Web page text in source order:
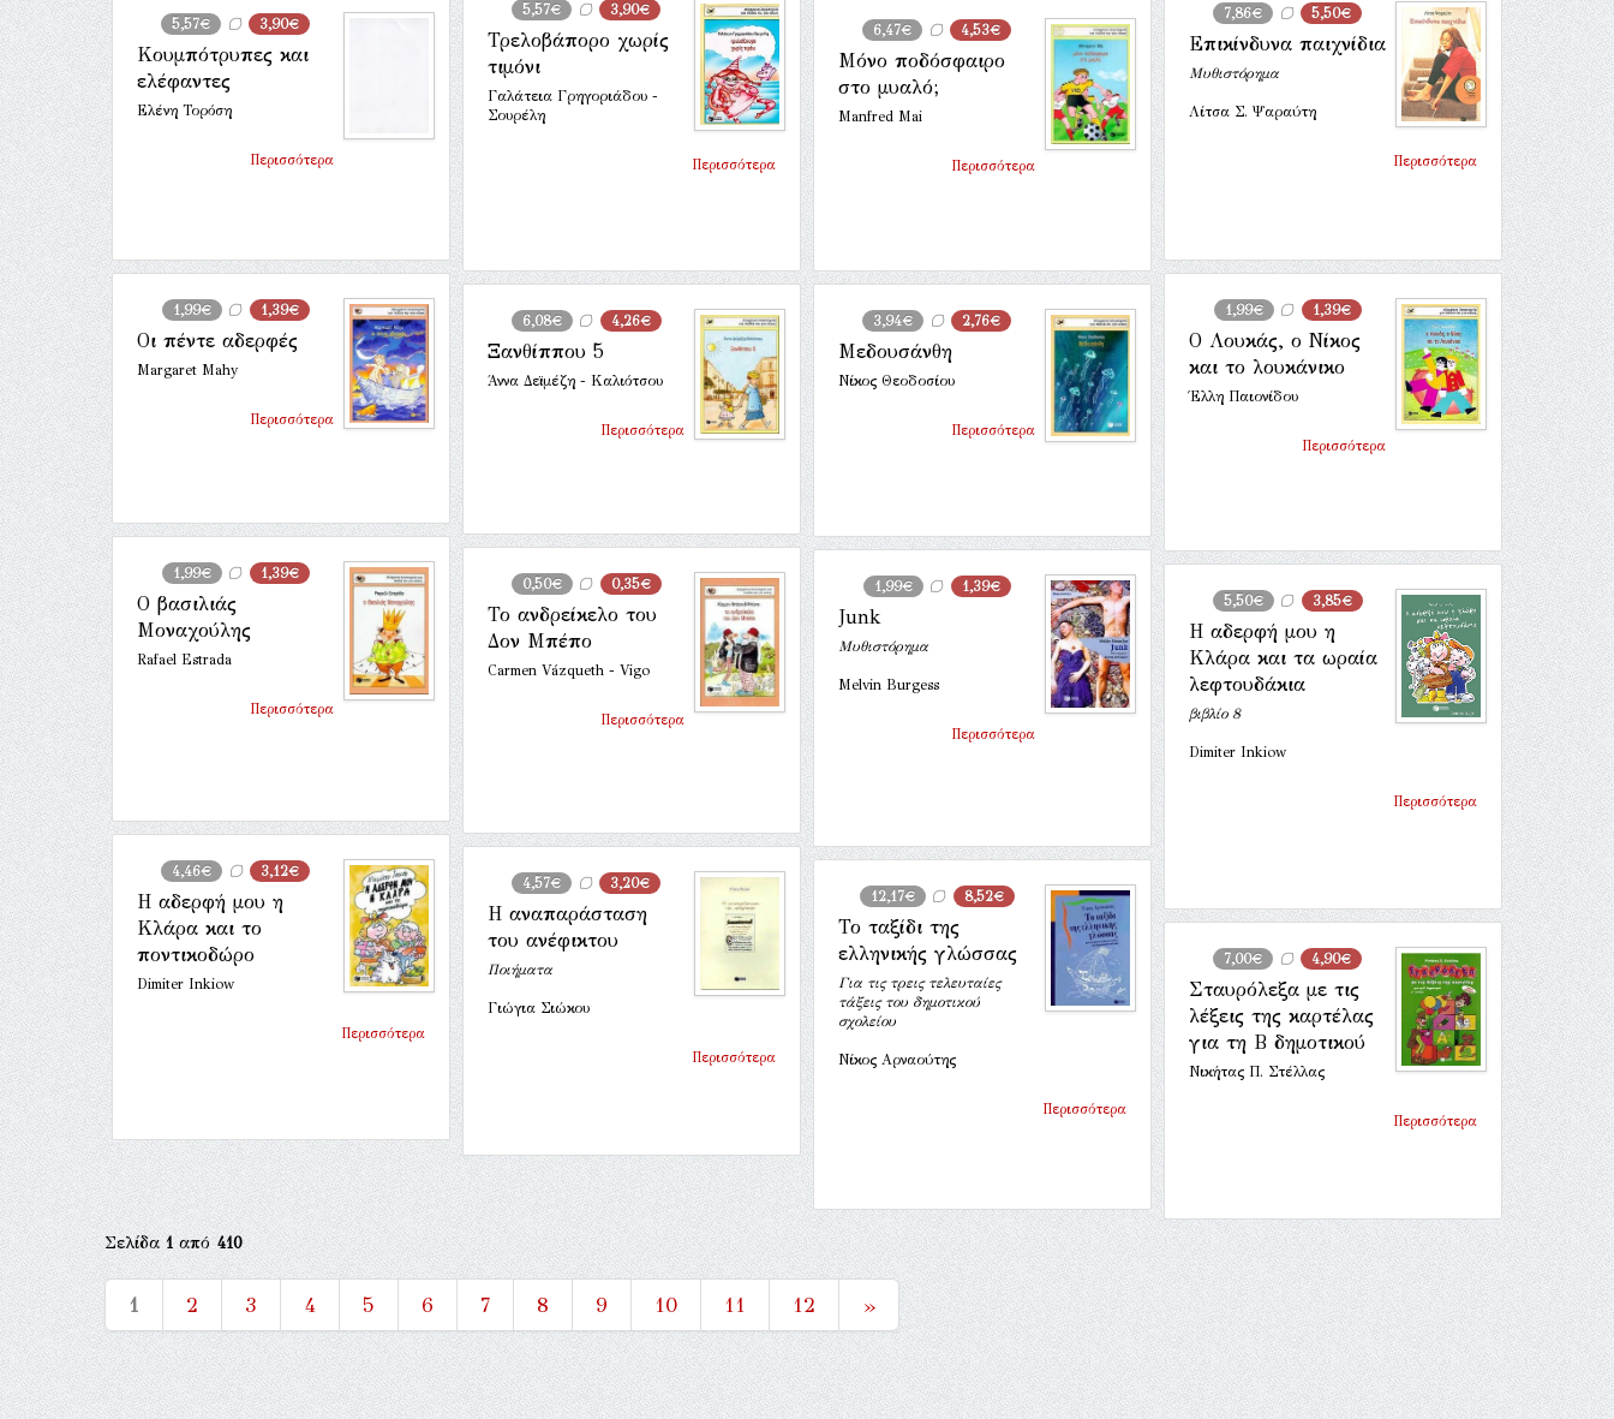
5,57€ 3,90€
Τρελοβάπορο χωρίς
τιμόνι
Γαλάτεια Γρηγοριάδου -
Σουρέλη
Περισσότερα
7,86€ 5,50€
Επικίνδυνα παιχνίδια
Μυθιστόρημα
Λίτσα Σ. Ψαραύτη
Περισσότερα
5,57€ 3,90€
Κουμπότρυπες και
ελέφαντες
Ελένη Τορόση
Περισσότερα
6,47€ 4,53€
Μόνο ποδόσφαιρο
στο μυαλό;
Manfred Mai
Περισσότερα
1,99€ 1,39€
Οι πέντε αδερφές
Margaret Mahy
Περισσότερα
1,99€ 1,39€
Ο Λουκάς, ο Νίκος
και το λουκάνικο
Έλλη Παιονίδου
Περισσότερα
6,08€ 4,26€
Ξανθίππου 5
Άννα Δεϊμέζη - Καλιότσου
Περισσότερα
3,94€ 2,76€
Μεδουσάνθη
Νίκος Θεοδοσίου
Περισσότερα
1,99€ 1,39€
Ο βασιλιάς
Μοναχούλης
Rafael Estrada
Περισσότερα
0,50€ 0,35€
Το ανδρείκελο του
Δον Μπέπο
Carmen Vázqueth - Vigo
Περισσότερα
1,99€ 1,39€
Junk
Μυθιστόρημα
Melvin Burgess
Περισσότερα
5,50€ 3,85€
Η αδερφή μου η
Κλάρα και τα ωραία
λεφτουδάκια
βιβλίο 8
Dimiter Inkiow
Περισσότερα
4,46€ 3,12€
Η αδερφή μου η
Κλάρα και το
ποντικοδώρο
Dimiter Inkiow
Περισσότερα
4,57€ 3,20€
Η αναπαράσταση
του ανέφικτου
Ποιήματα
Γιώγια Σιώκου
Περισσότερα
12,17€ 8,52€
Το ταξίδι της
ελληνικής γλώσσας
Για τις τρεις τελευταίες
τάξεις του δημοτικού
σχολείου
Νίκος Αρναούτης
Περισσότερα
7,00€ 4,90€
Σταυρόλεξα με τις
λέξεις της καρτέλας
για τη Β δημοτικού
Νικήτας Π. Στέλλας
Περισσότερα
Σελίδα1από410
1 2 3 4 5 6 7 8 9 10 11 12 »